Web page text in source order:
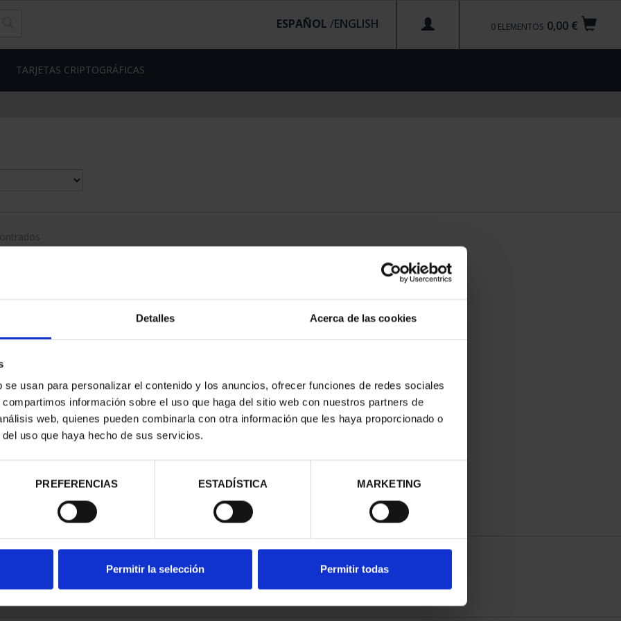
Detalles Acerca de las cookies
usan para personalizar el contenido y los anuncios, ofrecer funciones de redes sociales
información sobre el uso que haga del sitio web con nuestros partners de
web, quienes pueden combinarla con otra información que les haya proporcionado o
uso que haya hecho de sus servicios.
PREFERENCIAS ESTADÍSTICA MARKETING
Permitir la selección Permitir todas
0,00 €
0 ELEMENTOS
ESPAÑOL /
TARJETAS CRIPTOGRÁFICAS
-
CAPITALES ESPAÑOLAS -
TARRAGONA